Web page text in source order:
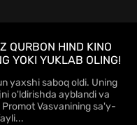
QURBON HIND KINO
YOKI YUKLAB OLING!
yaxshi saboq oldi. Uning
o'ldirishda ayblandi va
Vasvanining sa'y-